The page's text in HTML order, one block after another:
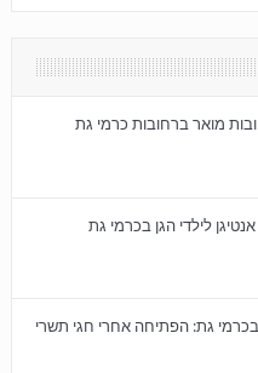
מואר ברחובות כרמי גת
לילדי הגן בכרמי גת
גת: הפתיחה אחרי חגי תשרי